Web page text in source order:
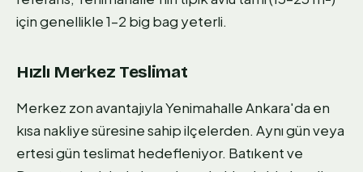
için genellikle 1–2 big bag yeterli.
Hızlı Merkez Teslimat
Merkez zon avantajıyla Yenimahalle Ankara'da en
kısa nakliye süresine sahip ilçelerden. Aynı gün veya
ertesi gün teslimat hedefleniyor. Batıkent ve